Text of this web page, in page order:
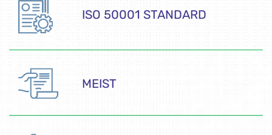
ISO 50001 STANDARD
MEIST